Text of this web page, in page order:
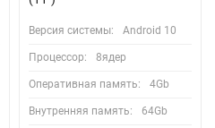
Версия системы: Android 10
Процессор: 8ядер
Оперативная память: 4Gb
Внутренняя память: 64Gb